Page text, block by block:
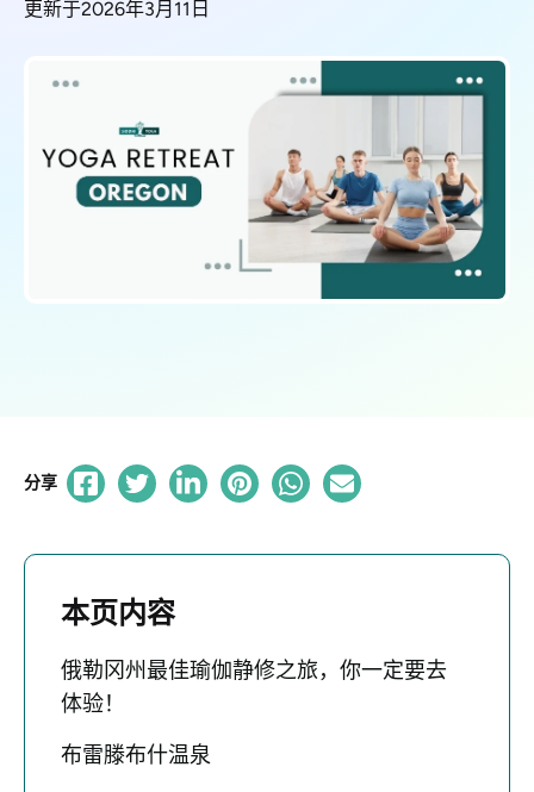
更新于2026年3月11日
分享
本页内容
俄勒冈州最佳瑜伽静修之旅，你一定要去
体验！
布雷滕布什温泉